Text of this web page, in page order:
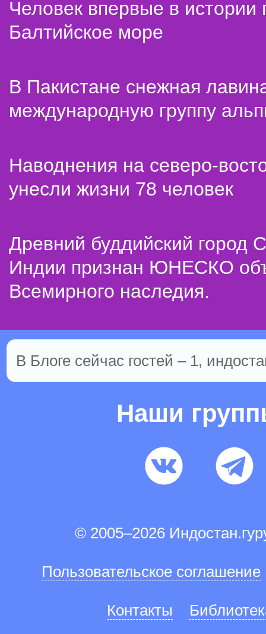
Человек впервые в истории
Балтийское море
В Пакистане снежная
международную группу
Наводнения на северо-
унесли жизни 78 человек
Древний буддийский город
Индии признан ЮНЕСКО
Всемирного наследия.
В Блоге сейчас гостей – 1,
Наши
© 2005–2026
Пользовательское соглашение
Контакты